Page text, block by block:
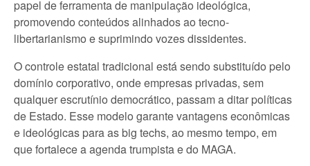
papel de ferramenta de manipulação ideológica,
promovendo conteúdos alinhados ao tecno-
libertarianismo e suprimindo vozes dissidentes.
O controle estatal tradicional está sendo substituído pelo
domínio corporativo, onde empresas privadas, sem
qualquer escrutínio democrático, passam a ditar políticas
de Estado. Esse modelo garante vantagens econômicas
e ideológicas para as big techs, ao mesmo tempo, em
que fortalece a agenda trumpista e do MAGA.